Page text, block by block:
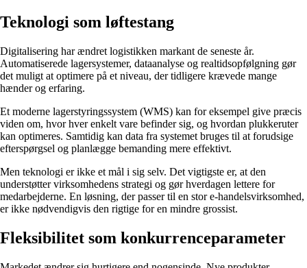
Teknologi som løftestang
Digitalisering har ændret logistikken markant de seneste år.
Automatiserede lagersystemer, dataanalyse og realtidsopfølgning gør
det muligt at optimere på et niveau, der tidligere krævede mange
hænder og erfaring.
Et moderne lagerstyringssystem (WMS) kan for eksempel give præcis
viden om, hvor hver enkelt vare befinder sig, og hvordan plukkeruter
kan optimeres. Samtidig kan data fra systemet bruges til at forudsige
efterspørgsel og planlægge bemanding mere effektivt.
Men teknologi er ikke et mål i sig selv. Det vigtigste er, at den
understøtter virksomhedens strategi og gør hverdagen lettere for
medarbejderne. En løsning, der passer til en stor e-handelsvirksomhed,
er ikke nødvendigvis den rigtige for en mindre grossist.
Fleksibilitet som konkurrenceparameter